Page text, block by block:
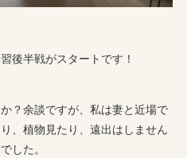
後半戦がスタートです！
？余談ですが、私は妻と近場で
、植物見たり、遠出はしません
した。